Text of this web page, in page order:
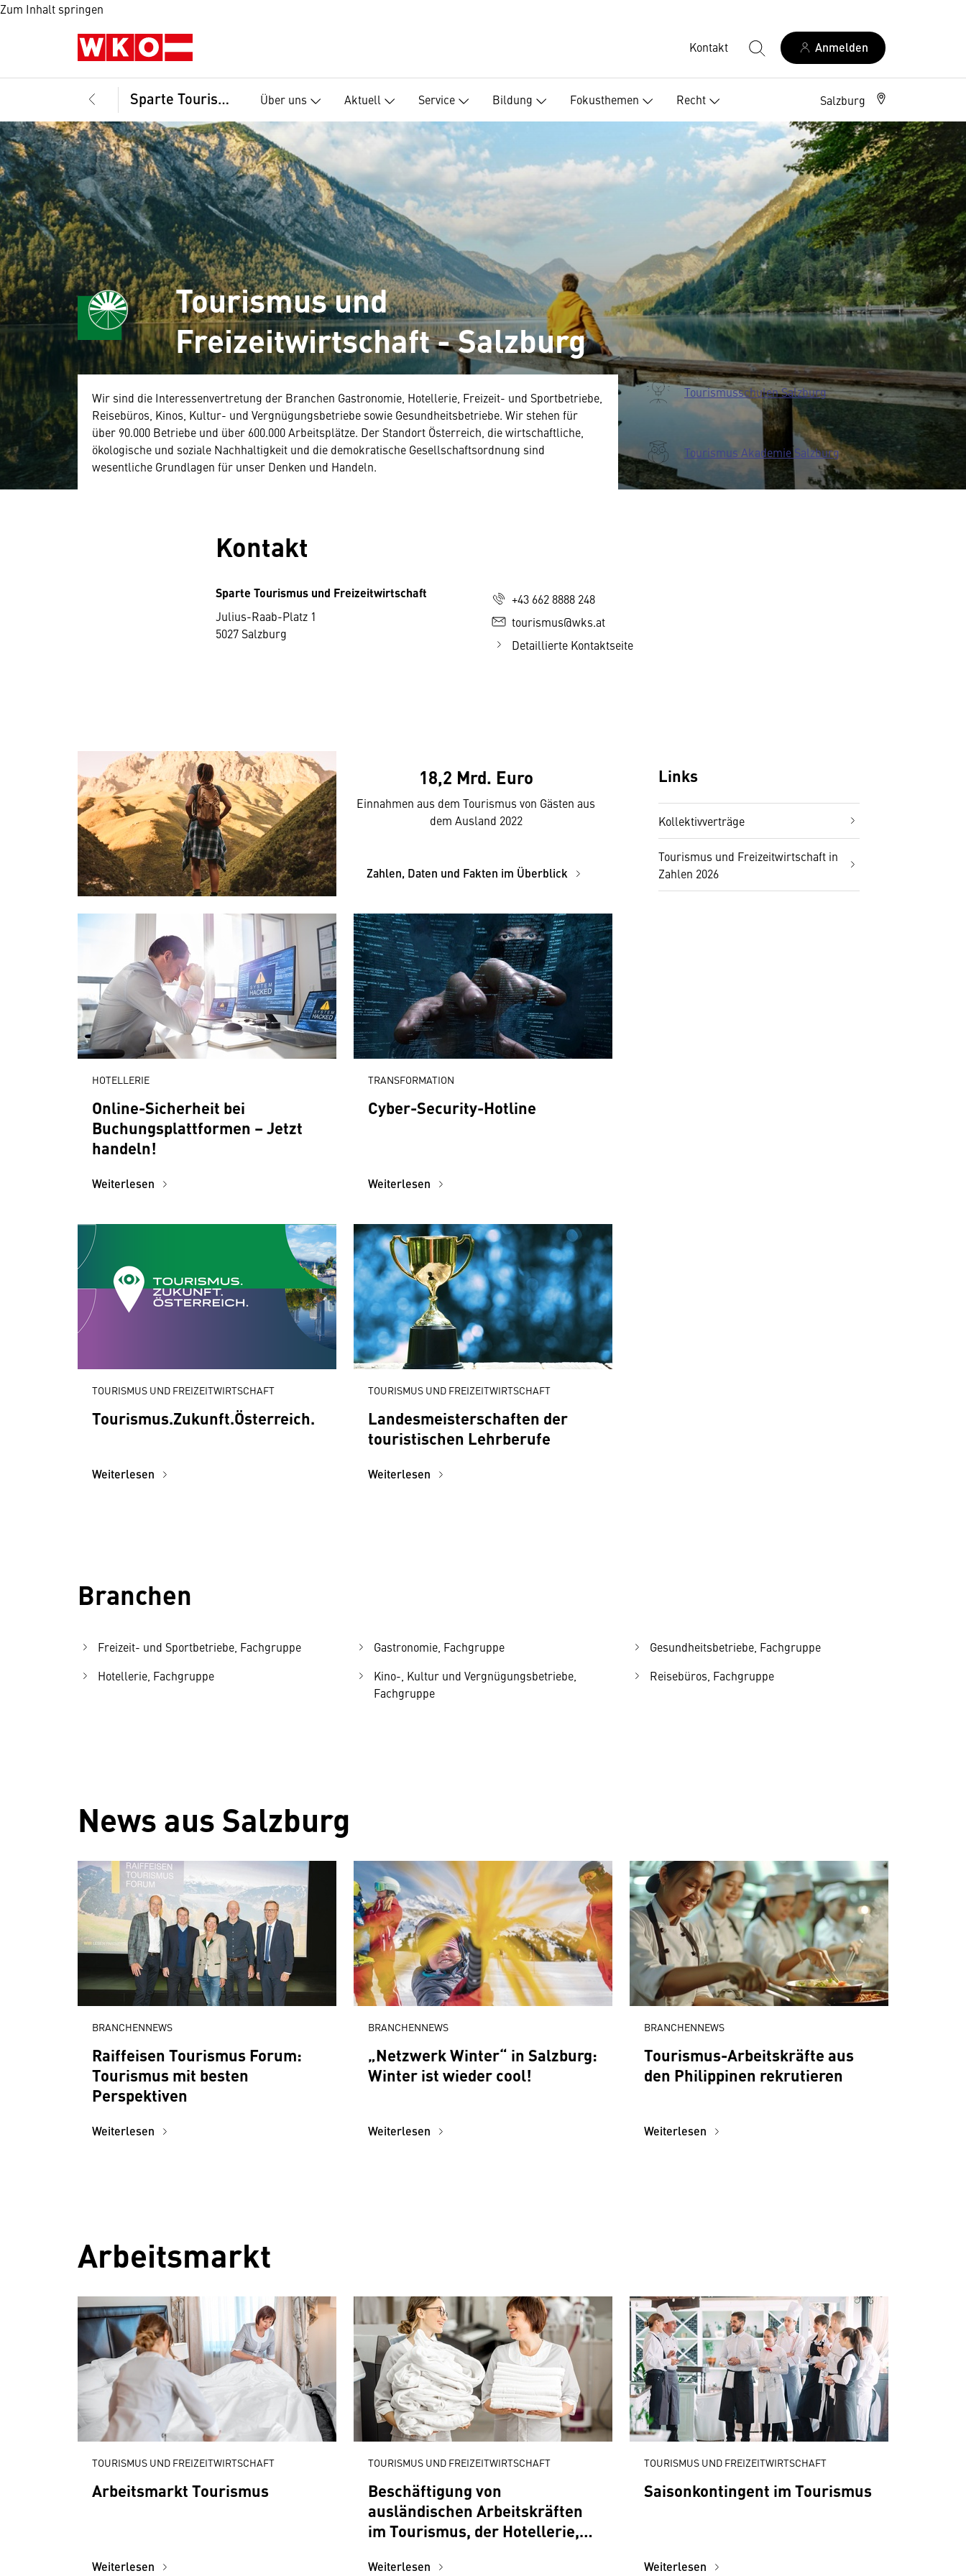
Zum Inhalt springen
Kontakt Anmelden
Sparte Tourismus und Freizeitwirtschaft Über uns Aktuell Service Bildung Fokusthemen Recht Salzburg
Tourismus und
Freizeitwirtschaft - Salzburg
Wir sind die Interessenvertretung der Branchen Gastronomie, Hotellerie, Freizeit- und Sportbetriebe,
Reisebüros, Kinos, Kultur- und Vergnügungsbetriebe sowie Gesundheitsbetriebe. Wir stehen für
über 90.000 Betriebe und über 600.000 Arbeitsplätze. Der Standort Österreich, die wirtschaftliche,
ökologische und soziale Nachhaltigkeit und die demokratische Gesellschaftsordnung sind
wesentliche Grundlagen für unser Denken und Handeln.
Tourismusschulen Salzburg
Tourismus Akademie Salzburg
Kontakt
Sparte Tourismus und Freizeitwirtschaft
Julius-Raab-Platz 1
5027 Salzburg
+43 662 8888 248
tourismus@wks.at
Detaillierte Kontaktseite
18,2 Mrd. Euro
Einnahmen aus dem Tourismus von Gästen aus
dem Ausland 2022
Zahlen, Daten und Fakten im Überblick
HOTELLERIE
Online-Sicherheit bei
Buchungsplattformen – Jetzt
handeln!
Weiterlesen
TRANSFORMATION
Cyber-Security-Hotline
Weiterlesen
TOURISMUS UND FREIZEITWIRTSCHAFT
Tourismus.­Zukunft.­Österreich.
Weiterlesen
TOURISMUS UND FREIZEITWIRTSCHAFT
Landesmeisterschaften der
touristischen Lehrberufe
Weiterlesen
Links
Kollektivverträge
Tourismus und Freizeitwirtschaft in
Zahlen 2026
Branchen
Freizeit- und Sportbetriebe, Fachgruppe Gastronomie, Fachgruppe
Gesundheitsbetriebe, Fachgruppe
Hotellerie, Fachgruppe
Kino-, Kultur und Vergnügungsbetriebe,
Fachgruppe
Reisebüros, Fachgruppe
News aus Salzburg
BRANCHENNEWS
Raiffeisen Tourismus Forum:
Tourismus mit besten
Perspektiven
Weiterlesen
BRANCHENNEWS
„Netzwerk Winter“ in Salzburg:
Winter ist wieder cool!
Weiterlesen
BRANCHENNEWS
Tourismus-Arbeitskräfte aus
den Philippinen rekrutieren
Weiterlesen
Arbeitsmarkt
TOURISMUS UND FREIZEITWIRTSCHAFT
Arbeitsmarkt Tourismus
Weiterlesen
TOURISMUS UND FREIZEITWIRTSCHAFT
Beschäftigung von
ausländischen Arbeitskräften
im Tourismus, der Hotellerie,
Freizeitbetrieben
Weiterlesen
TOURISMUS UND FREIZEITWIRTSCHAFT
Saisonkontingent im Tourismus
Weiterlesen